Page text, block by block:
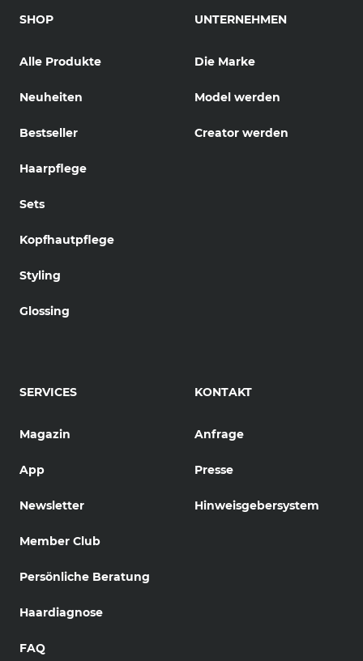
SHOP
Alle Produkte
Neuheiten
Bestseller
Haarpflege
Sets
Kopfhautpflege
Styling
Glossing
UNTERNEHMEN
Die Marke
Model werden
Creator werden
SERVICES
Magazin
App
Newsletter
Member Club
Persönliche Beratung
Haardiagnose
FAQ
KONTAKT
Anfrage
Presse
Hinweisgebersystem